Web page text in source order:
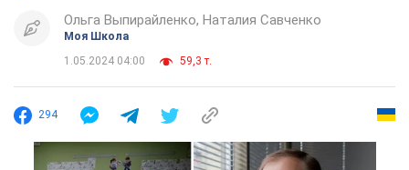
Ольга Выпирайленко Наталия Савченко
Моя Школа
1.05.2024 04:00
59,3 т.
294